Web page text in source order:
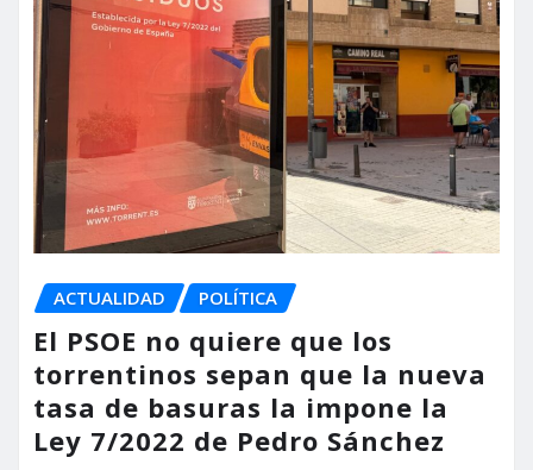
ACTUALIDAD POLÍTICA
El PSOE no quiere que los
torrentinos sepan que la nueva
tasa de basuras la impone la
Ley 7/2022 de Pedro Sánchez